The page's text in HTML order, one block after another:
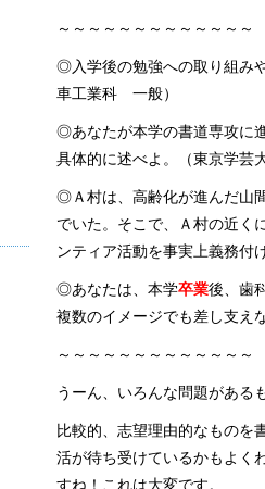
～～～～～～～～～～～～～
◎入学後の勉強への取り組み
車工業科 一般）
◎あなたが本学の書道専攻に
具体的に述べよ。（東京学
◎Ａ村は、高齢化が進んだ山
でいた。そこで、Ａ村の近く
ンティア活動を事実上義務
◎あなたは、本学卒業後、歯
複数のイメージでも差し支
～～～～～～～～～～～～～
うーん、いろんな問題がある
比較的、志望理由的なものを
活が待ち受けているかもよく
すね！これは大変です。